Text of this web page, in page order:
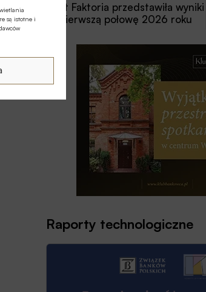
są istotne i
Nest Faktoria przedstawiła wyniki
za pierwszą połowę 2026 roku
Raporty technologiczne